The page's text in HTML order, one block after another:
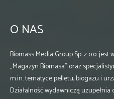
O NAS
Biomass Media Group Sp. z o.o.
„Magazyn Biomasa” oraz
m.in. tematyce pelletu, biogazu i
Działalność wydawniczą